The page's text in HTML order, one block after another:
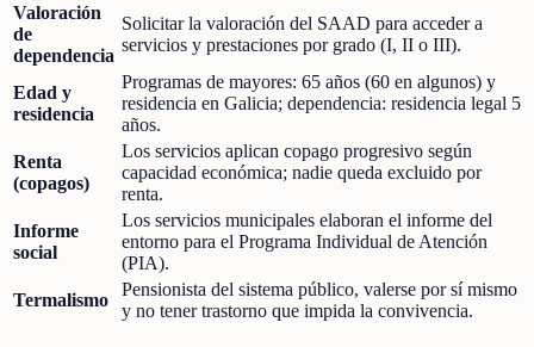
Valoración
de
dependencia
Solicitar la valoración del SAAD para acceder a
servicios y prestaciones por grado (I, II o III).
Edad y
residencia
Programas de mayores: 65 años (60 en algunos) y
residencia en Galicia; dependencia: residencia legal 5
años.
Renta
(copagos)
Los servicios aplican copago progresivo según
capacidad económica; nadie queda excluido por
renta.
Informe
social
Los servicios municipales elaboran el informe del
entorno para el Programa Individual de Atención
(PIA).
Termalismo
Pensionista del sistema público, valerse por sí mismo
y no tener trastorno que impida la convivencia.